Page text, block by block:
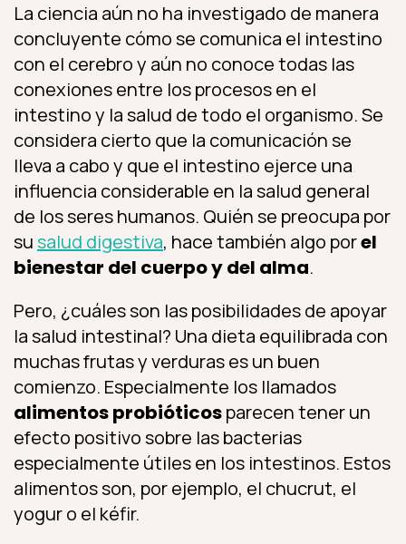
La ciencia aún no ha investigado de manera
concluyente cómo se comunica el intestino
con el cerebro y aún no conoce todas las
conexiones entre los procesos en el
intestino y la salud de todo el organismo. Se
considera cierto que la comunicación se
lleva a cabo y que el intestino ejerce una
influencia considerable en la salud general
de los seres humanos. Quién se preocupa por
susalud digestiva, hace también algo porel
bienestar del cuerpo y del alma.
Pero, ¿cuáles son las posibilidades de apoyar
la salud intestinal? Una dieta equilibrada con
muchas frutas y verduras es un buen
comienzo. Especialmente los llamados
alimentos probióticosparecen tener un
efecto positivo sobre las bacterias
especialmente útiles en los intestinos. Estos
alimentos son, por ejemplo, el chucrut, el
yogur o el kéfir.